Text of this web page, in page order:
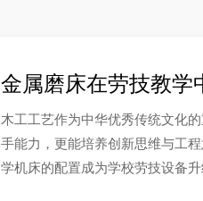
金属磨床在劳技教学
木工工艺作为中华优秀传统文化
手能力，更能培养创新思维与工
学机床的配置成为学校劳技设备